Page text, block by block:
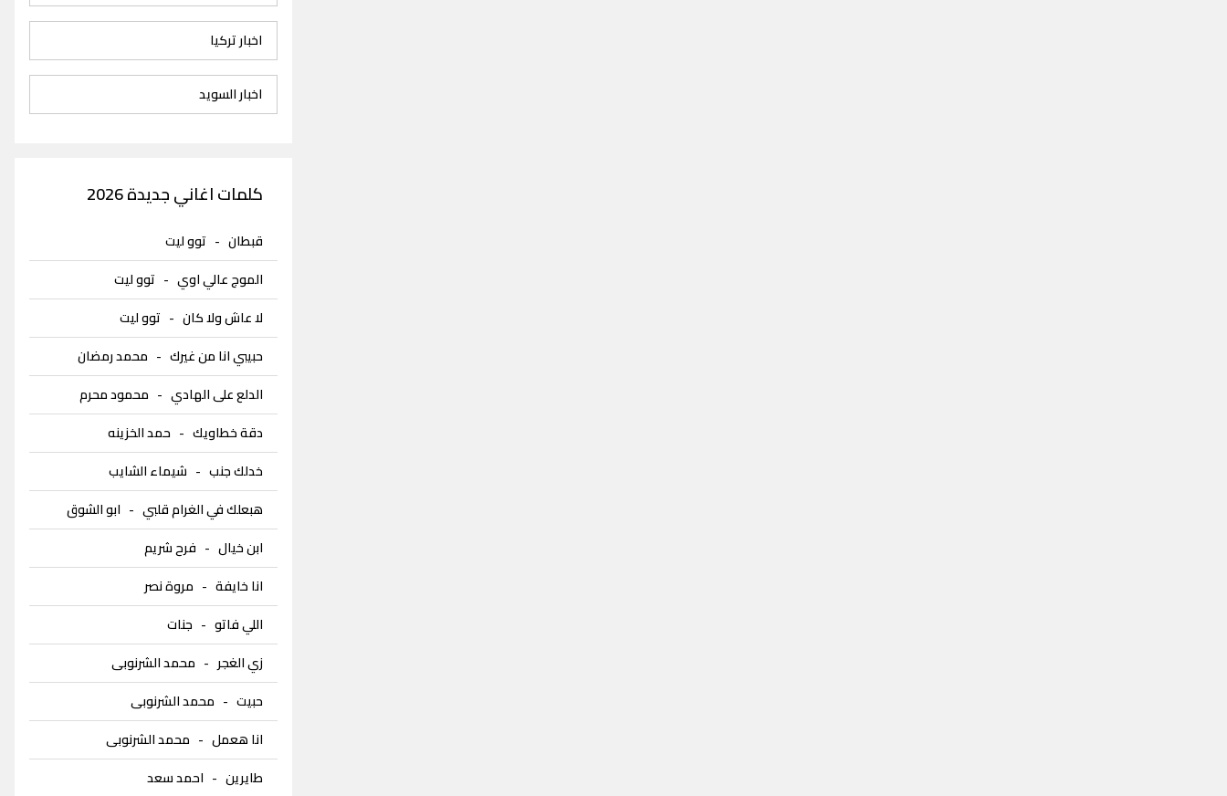
اخبار تركيا
اخبار السويد
كلمات اغاني جديدة 2026
قبطان- توو ليت
الموج عالي اوي- توو ليت
لا عاش ولا كان- توو ليت
حبيبي انا من غيرك- محمد رمضان
الدلع على الهادي- محمود محرم
دقة خطاويك- حمد الخزينه
خدلك جنب- شيماء الشايب
هبعلك في الغرام قلبي- ابو الشوق
ابن خيال- فرح شريم
انا خايفة- مروة نصر
اللي فاتو- جنات
زي الغجر - محمد الشرنوبى
حبيت- محمد الشرنوبى
انا هعمل- محمد الشرنوبى
طايرين- احمد سعد